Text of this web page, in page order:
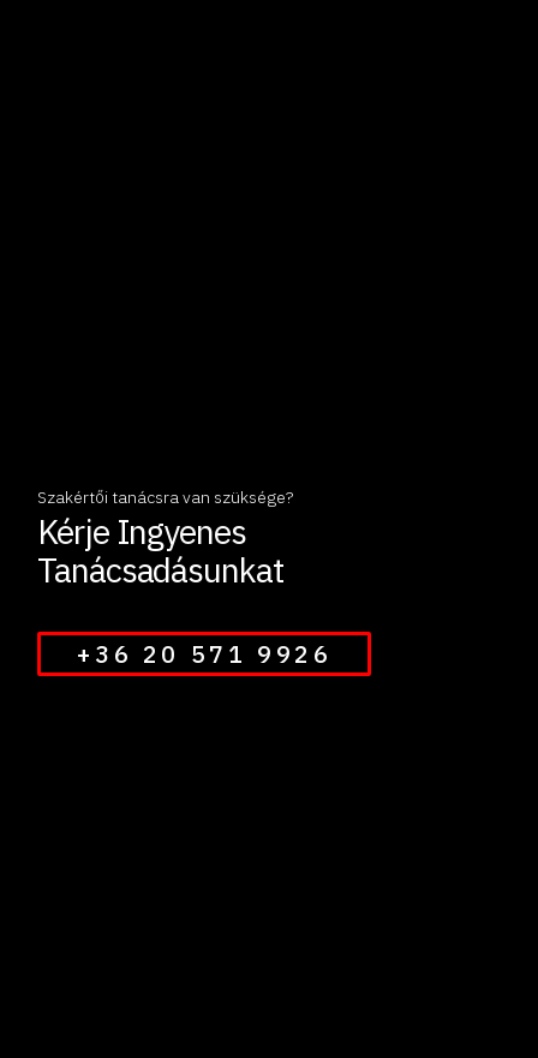
Szakértői tanácsra van szüksége?
Kérje Ingyenes
Tanácsadásunkat
+36 20 571 9926